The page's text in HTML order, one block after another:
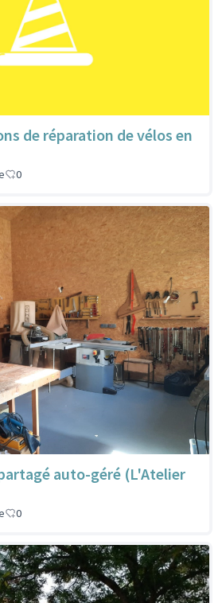
de réparation de vélos en
0
auto-géré (L'Atelier
0